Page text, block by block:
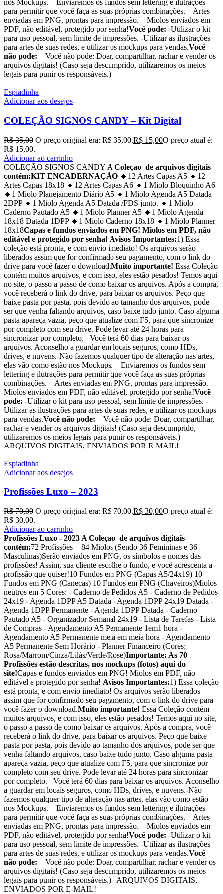
nos Mockups. – Enviaremos os fundos sem lettering e ilutrações
para permitir que você faça as suas próprias combinações. – Artes
enviadas em PNG, prontas para impressão. – Miolos enviados em
PDF, não editável, protegido por senha!Você pode: -Utilizar o kit
para uso pessoal, sem limite de impressões. -Utilizar as ilustrações
para artes de suas redes, e utilizar os mockups para vendas.Você
não pode: – Você não pode: Doar, compartilhar, rachar e vender os
arquivos digitais! (Caso seja descumprido, utilizaremos os meios
legais para punir os responsáveis.)
Espiadinha
Adicionar aos desejos
COLEÇÃO SIGNOS CANDY – Kit Digital
R$35,00 O preço original era: R$ 35,00.R$ 15,00O preço atual é:
R$ 15,00.
Adicionar ao carrinho
COLEÇÃO SIGNOS CANDY A Coleçao de arquivos digitais
contém:KIT ENCADERNAÇÃO 🔹12 Artes Capas A5 🔹12
Artes Capas 18x18 🔹12 Artes Capas A6 🔹1 Miolo Bloquinho A6
🔹1 Miolo Planejamento Diário A5 🔹1 Miolo Agenda A5 Datada
2DPP 🔹1 Miolo Agenda A5 Datada /FDS junto. 🔹1 Miolo
Caderno Pautado A5 🔹1 Miolo Planner A5 🔹1 Miolo Agenda
18x18 Datada 1DPP 🔹1 Miolo Caderno 18x18 🔹1 Miolo Planner
18x18Capas e fundos enviados em PNG! Miolos em PDF, não
editável e protegido por senha! Avisos Importantes:1) Essa
coleção está pronta, e com envio imediato! Os arquivos serão
liberados assim que for confirmado seu pagamento, com o link do
drive para você fazer o download.Muito importante! Essa Coleção
contém muitos arquivos, e com isso, eles estão pesados! Temos aqui
no site, o passo a passo de como baixar os arquivos. Após a compra,
você receberá o link do drive, para baixar os arquivos. Peço que
baixe pasta por pasta, pois devido ao tamanho dos arquivos, pode
ser que venha faltando arquivos, caso baixe tudo junto. Caso alguma
pasta apareça vazia, peço que atualize com F5, para que sincronize
por completo com seu drive. Pode levar até 24 horas para
sincronizar por completo.– Você terá 60 dias para baixar os
arquivos. Aconselho a guardar em locais seguros, como HDs,
drives, e nuvens.-Não fazemos qualquer tipo de alteração nas artes,
elas vão como estão nos Mockups. – Enviaremos os fundos sem
lettering e ilutrações para permitir que você faça as suas próprias
combinações. – Artes enviadas em PNG, prontas para impressão. –
Miolos enviados em PDF, não editável, protegido por senha!Você
pode: -Utilizar o kit para uso pessoal, sem limite de impressões. -
Utilizar as ilustrações para artes de suas redes, e utilizar os mockups
para vendas.Você não pode: – Você não pode: Doar, compartilhar,
rachar e vender os arquivos digitais! (Caso seja descumprido,
utilizaremos os meios legais para punir os responsáveis.)–
ARQUIVOS DIGITAIS, ENVIADOS POR E-MAIL!
Espiadinha
Adicionar aos desejos
Profissões Luxo – 2023
R$70,00 O preço original era: R$ 70,00.R$ 30,00O preço atual é:
R$ 30,00.
Adicionar ao carrinho
Profissões Luxo - 2023 A Coleçao de arquivos digitais
contém:72 Profissões + 84 Miolos (Sendo 36 Femininas e 36
Masculinas)Serão enviados em PNG, os símbolos e nomes das
profissões! Assim, sua cliente escolhe o fundo, e você acrescenta a
profissão que quiser!10 Fundos em PNG (Capas A5/24x19) 10
Fundos em PNG (Canecas) 10 Fundos em PNG (Chaveiros)Miolos
neutros em 5 Cores: - Caderno de Pedidos A5 - Caderno de Pedidos
24x19 - Agenda 1DPP A5 Datada - Agenda 1DPP 24x19 Datada -
Agenda 1DPP Permanente - Agenda 1DPP Datada - Caderno
Pautado A5 - Organizador Semanal 24x19 - Lista de Tarefas - Lista
de Compras - Agendamento A5 Permanente 1em1 hora -
Agendamento A5 Permanente meia em meia hora - Agendamento
A5 Permanente Sem Horário - Planner Financeiro (Cores:
Rosa/Marrom/Cinza/Lilás/Verde/Rose)Importante: As 70
Profissões estão descritas, nos mockups (fotos) aqui do
site!Capas e fundos enviados em PNG! Miolos em PDF, não
editável e protegido por senha! Avisos Importantes:1) Essa coleção
está pronta, e com envio imediato! Os arquivos serão liberados
assim que for confirmado seu pagamento, com o link do drive para
você fazer o download.Muito importante! Essa Coleção contém
muitos arquivos, e com isso, eles estão pesados! Temos aqui no site,
o passo a passo de como baixar os arquivos. Após a compra, você
receberá o link do drive, para baixar os arquivos. Peço que baixe
pasta por pasta, pois devido ao tamanho dos arquivos, pode ser que
venha faltando arquivos, caso baixe tudo junto. Caso alguma pasta
apareça vazia, peço que atualize com F5, para que sincronize por
completo com seu drive. Pode levar até 24 horas para sincronizar
por completo.– Você terá 60 dias para baixar os arquivos. Aconselho
a guardar em locais seguros, como HDs, drives, e nuvens.-Não
fazemos qualquer tipo de alteração nas artes, elas vão como estão
nos Mockups. – Enviaremos os fundos sem lettering e ilutrações
para permitir que você faça as suas próprias combinações. – Artes
enviadas em PNG, prontas para impressão. – Miolos enviados em
PDF, não editável, protegido por senha!Você pode: -Utilizar o kit
para uso pessoal, sem limite de impressões. -Utilizar as ilustrações
para artes de suas redes, e utilizar os mockups para vendas.Você
não pode: – Você não pode: Doar, compartilhar, rachar e vender os
arquivos digitais! (Caso seja descumprido, utilizaremos os meios
legais para punir os responsáveis.)– ARQUIVOS DIGITAIS,
ENVIADOS POR E-MAIL!